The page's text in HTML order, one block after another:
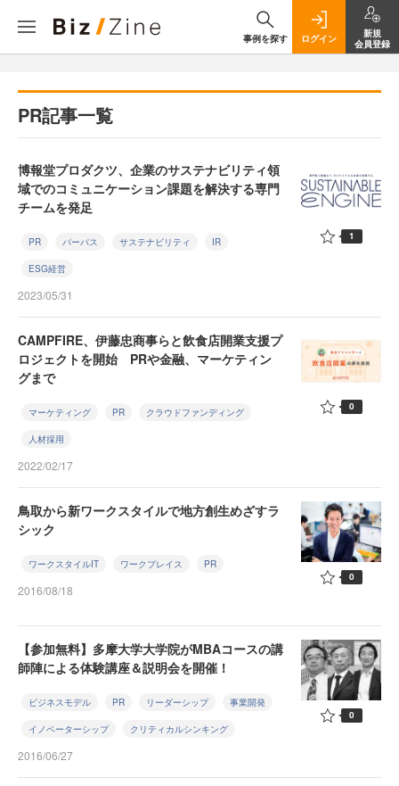
事例を探す ログイン
新規
会員登録
PR記事一覧
博報堂プロダクツ、企業のサステナビリティ領
域でのコミュニケーション課題を解決する専門
チームを発足
PR パーパス サステナビリティ IR
ESG経営
2023/05/31
1
CAMPFIRE、伊藤忠商事らと飲食店開業支援プ
ロジェクトを開始 PRや金融、マーケティン
グまで
マーケティング PR クラウドファンディング
人材採用
2022/02/17
0
鳥取から新ワークスタイルで地方創生めざすラ
シック
ワークスタイルIT ワークプレイス PR
2016/08/18
0
【参加無料】多摩大学大学院がMBAコースの講
師陣による体験講座＆説明会を開催！
ビジネスモデル PR リーダーシップ 事業開発
イノベーターシップ クリティカルシンキング
2016/06/27
0